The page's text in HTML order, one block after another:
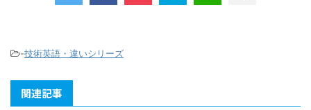
-技術英語・違いシリーズ
関連記事